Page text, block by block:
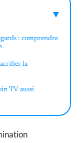
: comprendre
la
TV aussi